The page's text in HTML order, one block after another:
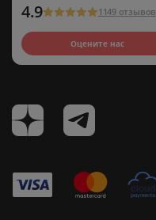
4.9 1149 отзывов
Оцените нас